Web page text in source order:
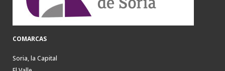
COMARCAS
Soria, la Capital